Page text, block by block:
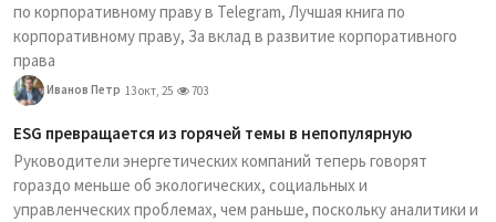
по корпоративному праву в Telegram, Лучшая книга по
корпоративному праву, За вклад в развитие корпоративного
права
Иванов Петр 13 окт, 25 703
ESG превращается из горячей темы в непопулярную
Руководители энергетических компаний теперь говорят
гораздо меньше об экологических, социальных и
управленческих проблемах, чем раньше, поскольку аналитики и